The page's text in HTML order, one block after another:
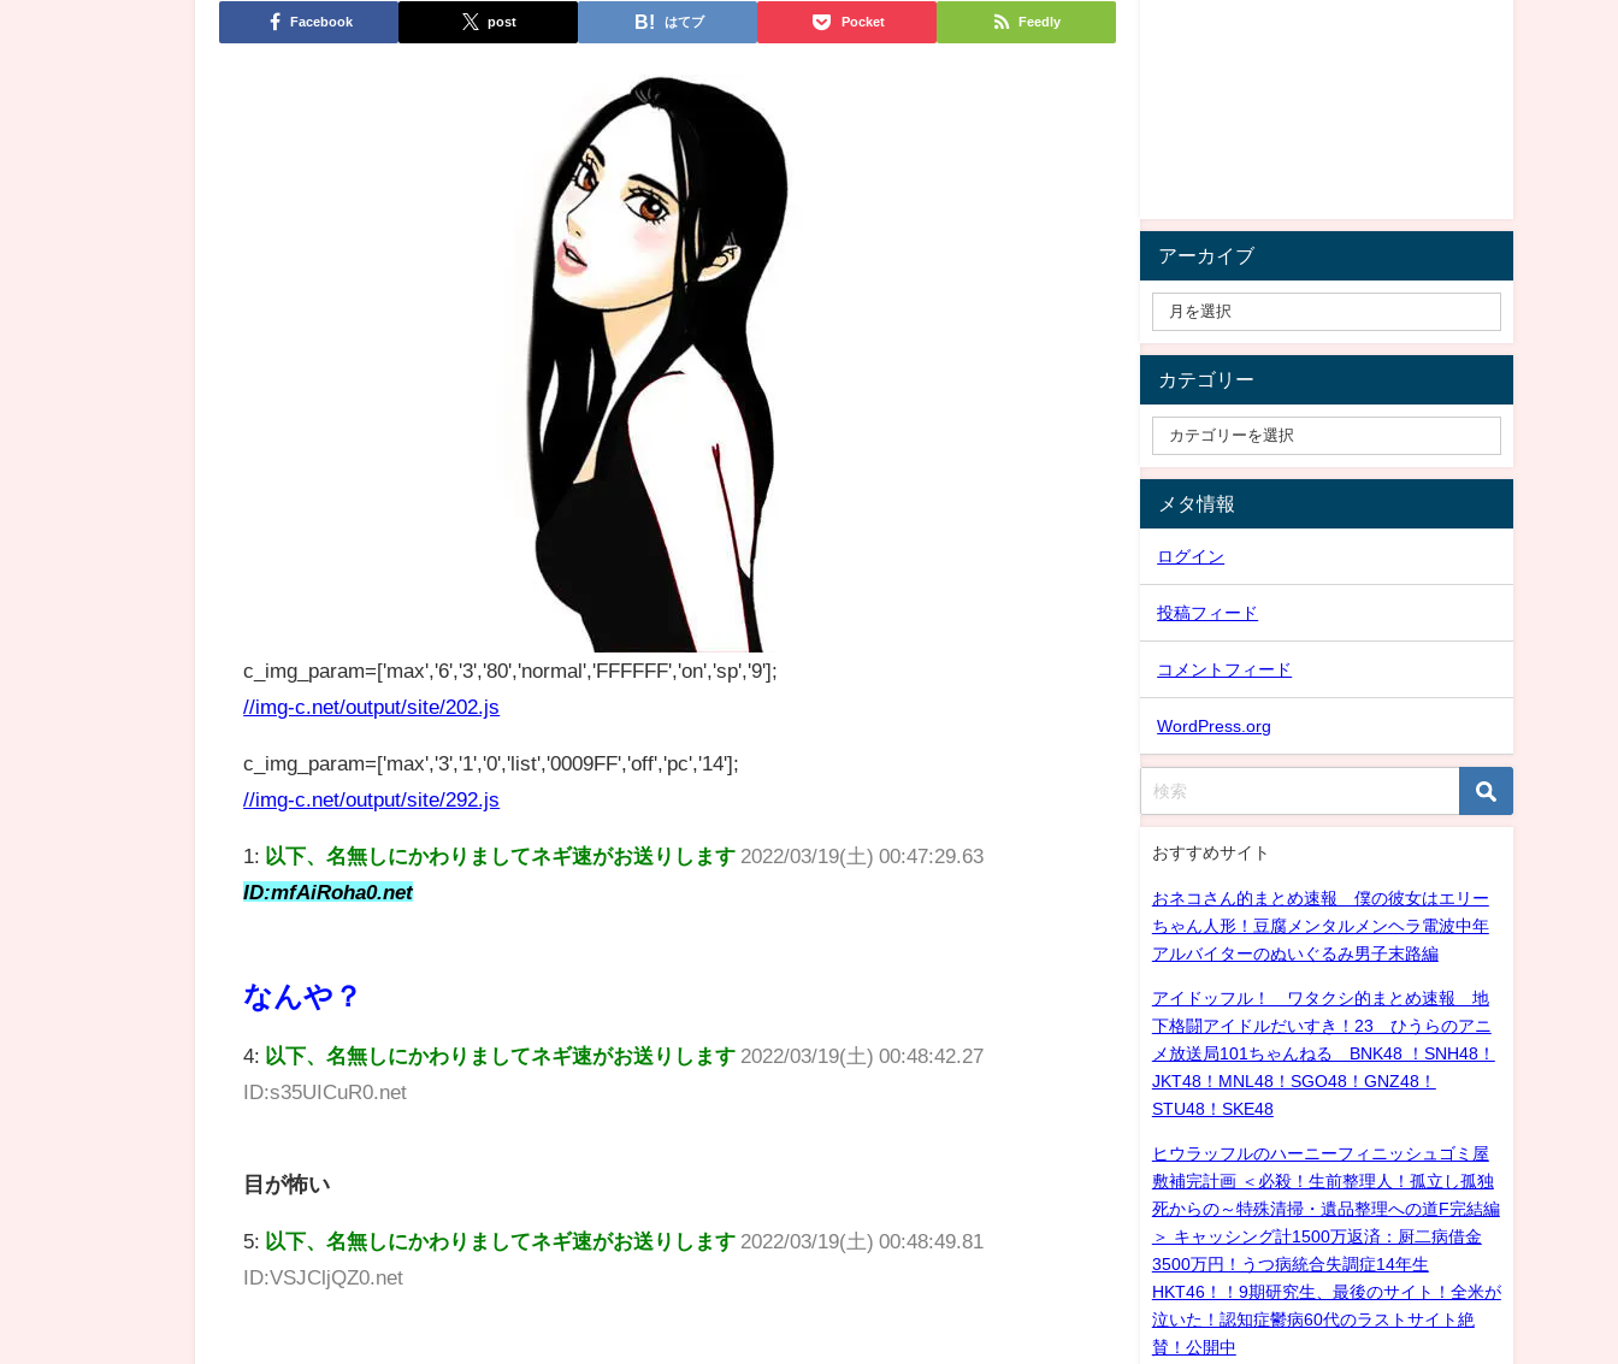
Facebook post はてブ Pocket Feedly
c_img_param=['max','6','3','80','normal','FFFFFF','on','sp','9'];
//img-c.net/output/site/202.js
c_img_param=['max','3','1','0','list','0009FF','off','pc','14'];
//img-c.net/output/site/292.js
1: 以下、名無しにかわりましてネギ速がお送りします 2022/03/19(土) 00:47:29.63
ID:mfAiRoha0.net
なんや？
4: 以下、名無しにかわりましてネギ速がお送りします 2022/03/19(土) 00:48:42.27
ID:s35UICuR0.net
目が怖い
5: 以下、名無しにかわりましてネギ速がお送りします 2022/03/19(土) 00:48:49.81
ID:VSJCljQZ0.net
アーカイブ
カテゴリー
メタ情報
ログイン
投稿フィード
コメントフィード
WordPress.org
おすすめサイト
おネコさん的まとめ速報 僕の彼女はエリー
ちゃん人形！豆腐メンタルメンヘラ電波中年
アルバイターのぬいぐるみ男子末路編
アイドッフル！ ワタクシ的まとめ速報 地
下格闘アイドルだいすき！23 ひうらのアニ
メ放送局101ちゃんねる BNK48 ！SNH48！
JKT48！MNL48！SGO48！GNZ48！
STU48！SKE48
ヒウラッフルのハーニーフィニッシュゴミ屋
敷補完計画 ＜必殺！生前整理人！孤立し孤独
死からの～特殊清掃・遺品整理への道F完結編
＞ キャッシング計1500万返済：厨二病借金
3500万円！うつ病統合失調症14年生
HKT46！！9期研究生、最後のサイト！全米が
泣いた！認知症鬱病60代のラストサイト絶
賛！公開中